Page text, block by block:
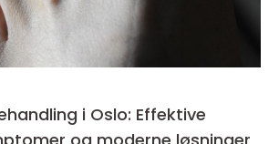
i Oslo: Effektive